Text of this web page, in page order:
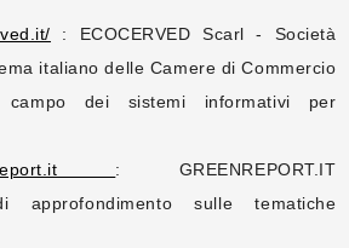
: ECOCERVED Scarl - Società
italiano delle Camere di Commercio
dei sistemi informativi per
: GREENREPORT.IT
approfondimento sulle tematiche